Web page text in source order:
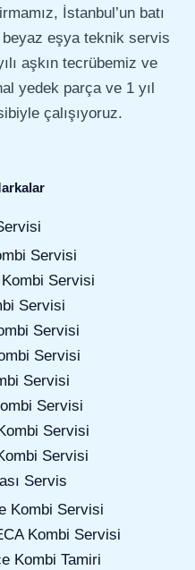
İstanbul’un batı
eşya teknik servis
aşkın tecrübemiz ve
yedek parça ve 1 yıl
çalışıyoruz.
Servisi
Servisi
Servisi
Servisi
Servisi
Servisi
Servisi
Servisi
Servisi
Servis
Kombi Servisi
Kombi Servisi
Kombi Tamiri